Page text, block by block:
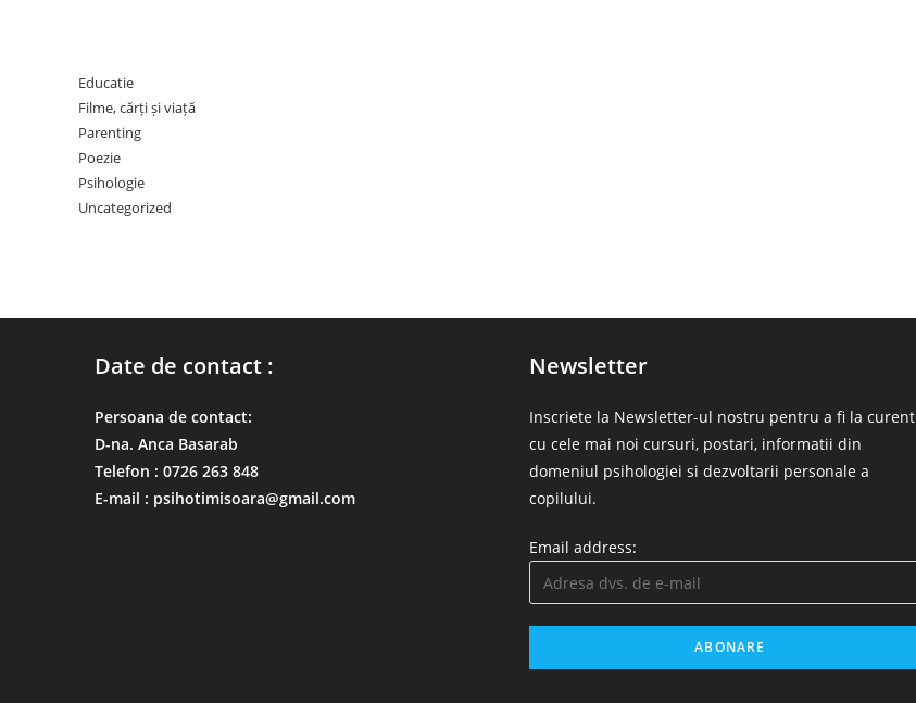
Educatie
Filme, cărți și viață
Parenting
Poezie
Psihologie
Uncategorized
Date de contact :
Persoana de contact:
D-na. Anca Basarab
Telefon : 0726 263 848
E-mail : psihotimisoara@gmail.com
Newsletter
Inscriete la Newsletter-ul nostru pentru a fi la curent
cu cele mai noi cursuri, postari, informatii din
domeniul psihologiei si dezvoltarii personale a
copilului.
Email address: